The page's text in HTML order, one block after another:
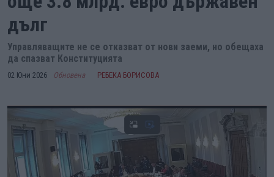
дълг
Управляващите не се отказват от нови заеми, но обещаха
да спазват Конституцията
02 Юни 2026 Обновена РЕБЕКА БОРИСОВА